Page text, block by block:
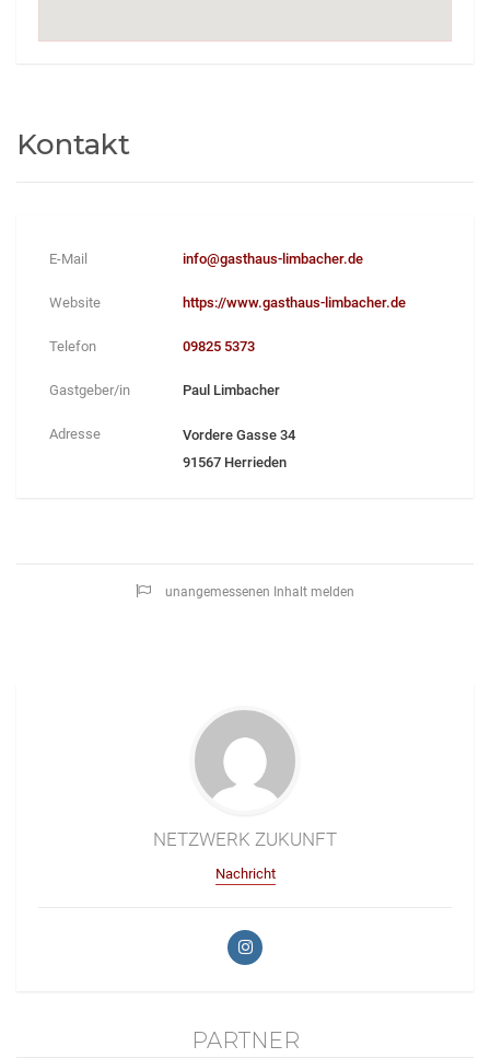
Kontakt
E-Mail info@gasthaus-limbacher.de
Website https://www.gasthaus-limbacher.de
Telefon 09825 5373
Gastgeber/in Paul Limbacher
Adresse
Vordere Gasse 34
91567 Herrieden
unangemessenen Inhalt melden
NETZWERK ZUKUNFT
Nachricht
PARTNER